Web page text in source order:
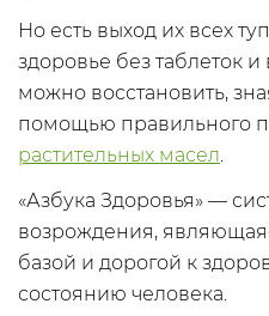
Но есть выход их всех
здоровье без таблеток
можно восстановить,
помощью правильного
растительных масел.
«Азбука Здоровья» —
возрождения,
базой и дорогой к
состоянию человека.